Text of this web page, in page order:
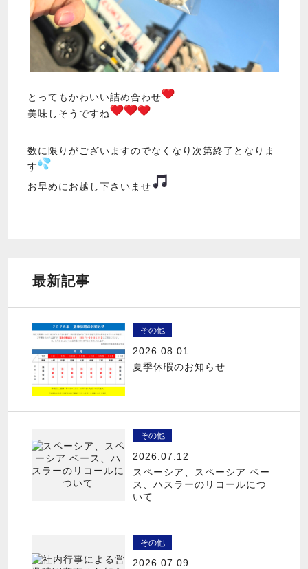
とってもかわいい詰め合わせ
美味しそうですね
数に限りがございますのでなくなり次第終了となりま
す
お早めにお越し下さいませ
最新記事
その他
2026.08.01
夏季休暇のお知らせ
その他
2026.07.12
スペーシア、スペーシア ベー
ス、ハスラーのリコールにつ
いて
その他
2026.07.09